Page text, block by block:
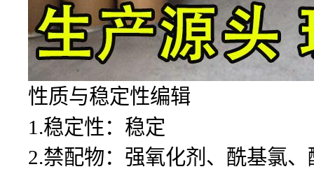
性质与稳定性编辑
1.稳定性：稳定
2.禁配物：强氧化剂、酰基氯